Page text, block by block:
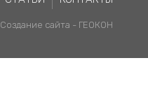
Создание сайта - ГЕОКОН